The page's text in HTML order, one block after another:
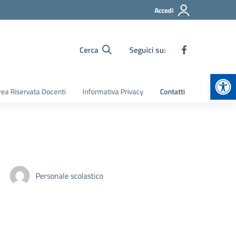
Accedi
Cerca Seguici su:
Riservata Docenti Informativa Privacy Contatti
Personale scolastico